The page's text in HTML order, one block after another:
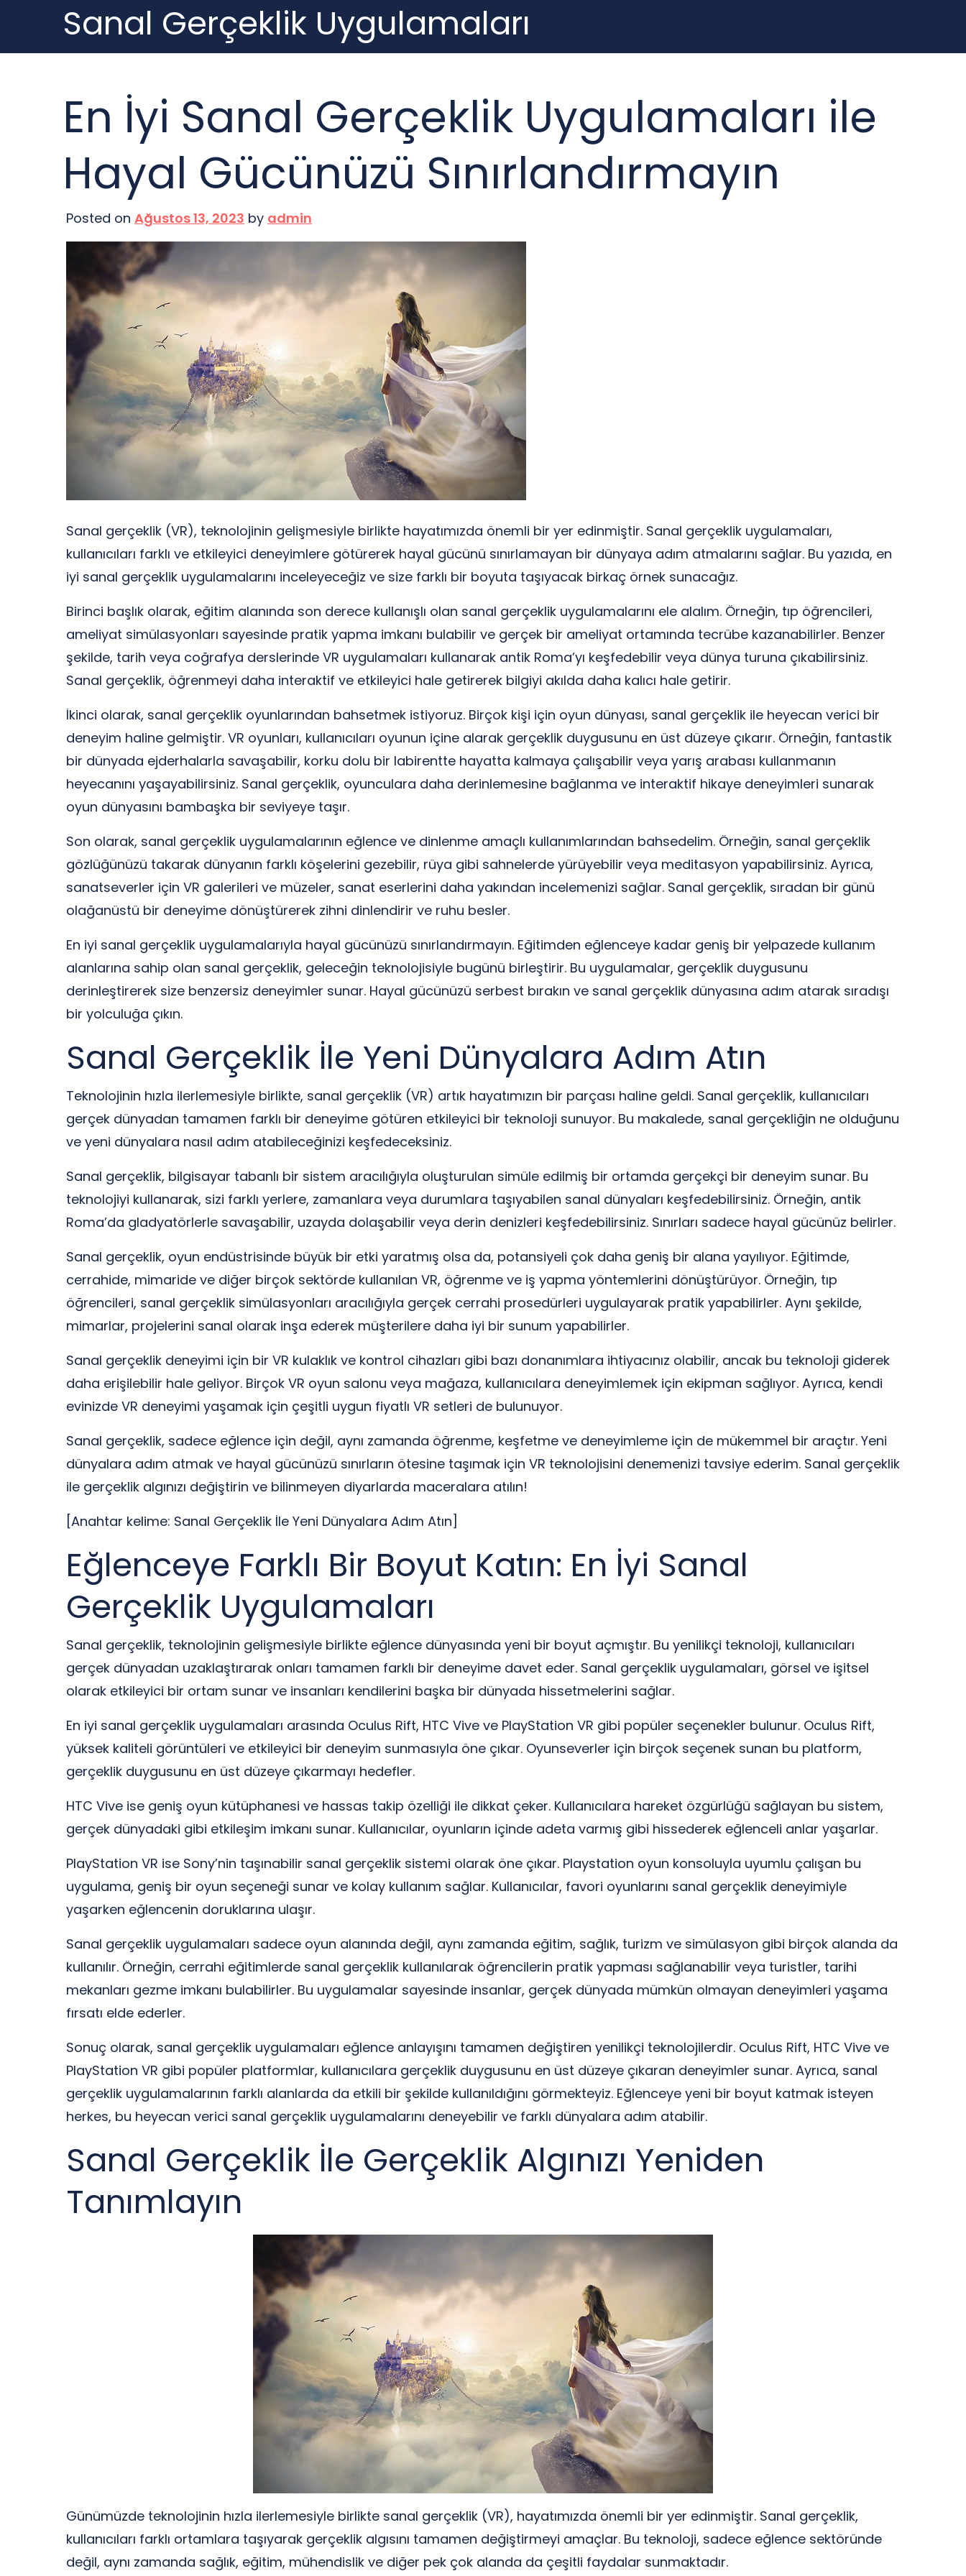
content
Sanal Gerçeklik Uygulamaları
En İyi Sanal Gerçeklik Uygulamaları ile
Hayal Gücünüzü Sınırlandırmayın
Posted on Ağustos 13, 2023 by admin
Sanal gerçeklik (VR), teknolojinin gelişmesiyle birlikte hayatımızda önemli bir yer edinmiştir. Sanal gerçeklik uygulamaları,
kullanıcıları farklı ve etkileyici deneyimlere götürerek hayal gücünü sınırlamayan bir dünyaya adım atmalarını sağlar. Bu yazıda, en
iyi sanal gerçeklik uygulamalarını inceleyeceğiz ve size farklı bir boyuta taşıyacak birkaç örnek sunacağız.
Birinci başlık olarak, eğitim alanında son derece kullanışlı olan sanal gerçeklik uygulamalarını ele alalım. Örneğin, tıp öğrencileri,
ameliyat simülasyonları sayesinde pratik yapma imkanı bulabilir ve gerçek bir ameliyat ortamında tecrübe kazanabilirler. Benzer
şekilde, tarih veya coğrafya derslerinde VR uygulamaları kullanarak antik Roma’yı keşfedebilir veya dünya turuna çıkabilirsiniz.
Sanal gerçeklik, öğrenmeyi daha interaktif ve etkileyici hale getirerek bilgiyi akılda daha kalıcı hale getirir.
İkinci olarak, sanal gerçeklik oyunlarından bahsetmek istiyoruz. Birçok kişi için oyun dünyası, sanal gerçeklik ile heyecan verici bir
deneyim haline gelmiştir. VR oyunları, kullanıcıları oyunun içine alarak gerçeklik duygusunu en üst düzeye çıkarır. Örneğin, fantastik
bir dünyada ejderhalarla savaşabilir, korku dolu bir labirentte hayatta kalmaya çalışabilir veya yarış arabası kullanmanın
heyecanını yaşayabilirsiniz. Sanal gerçeklik, oyunculara daha derinlemesine bağlanma ve interaktif hikaye deneyimleri sunarak
oyun dünyasını bambaşka bir seviyeye taşır.
Son olarak, sanal gerçeklik uygulamalarının eğlence ve dinlenme amaçlı kullanımlarından bahsedelim. Örneğin, sanal gerçeklik
gözlüğünüzü takarak dünyanın farklı köşelerini gezebilir, rüya gibi sahnelerde yürüyebilir veya meditasyon yapabilirsiniz. Ayrıca,
sanatseverler için VR galerileri ve müzeler, sanat eserlerini daha yakından incelemenizi sağlar. Sanal gerçeklik, sıradan bir günü
olağanüstü bir deneyime dönüştürerek zihni dinlendirir ve ruhu besler.
En iyi sanal gerçeklik uygulamalarıyla hayal gücünüzü sınırlandırmayın. Eğitimden eğlenceye kadar geniş bir yelpazede kullanım
alanlarına sahip olan sanal gerçeklik, geleceğin teknolojisiyle bugünü birleştirir. Bu uygulamalar, gerçeklik duygusunu
derinleştirerek size benzersiz deneyimler sunar. Hayal gücünüzü serbest bırakın ve sanal gerçeklik dünyasına adım atarak sıradışı
bir yolculuğa çıkın.
Sanal Gerçeklik İle Yeni Dünyalara Adım Atın
Teknolojinin hızla ilerlemesiyle birlikte, sanal gerçeklik (VR) artık hayatımızın bir parçası haline geldi. Sanal gerçeklik, kullanıcıları
gerçek dünyadan tamamen farklı bir deneyime götüren etkileyici bir teknoloji sunuyor. Bu makalede, sanal gerçekliğin ne olduğunu
ve yeni dünyalara nasıl adım atabileceğinizi keşfedeceksiniz.
Sanal gerçeklik, bilgisayar tabanlı bir sistem aracılığıyla oluşturulan simüle edilmiş bir ortamda gerçekçi bir deneyim sunar. Bu
teknolojiyi kullanarak, sizi farklı yerlere, zamanlara veya durumlara taşıyabilen sanal dünyaları keşfedebilirsiniz. Örneğin, antik
Roma’da gladyatörlerle savaşabilir, uzayda dolaşabilir veya derin denizleri keşfedebilirsiniz. Sınırları sadece hayal gücünüz belirler.
Sanal gerçeklik, oyun endüstrisinde büyük bir etki yaratmış olsa da, potansiyeli çok daha geniş bir alana yayılıyor. Eğitimde,
cerrahide, mimaride ve diğer birçok sektörde kullanılan VR, öğrenme ve iş yapma yöntemlerini dönüştürüyor. Örneğin, tıp
öğrencileri, sanal gerçeklik simülasyonları aracılığıyla gerçek cerrahi prosedürleri uygulayarak pratik yapabilirler. Aynı şekilde,
mimarlar, projelerini sanal olarak inşa ederek müşterilere daha iyi bir sunum yapabilirler.
Sanal gerçeklik deneyimi için bir VR kulaklık ve kontrol cihazları gibi bazı donanımlara ihtiyacınız olabilir, ancak bu teknoloji giderek
daha erişilebilir hale geliyor. Birçok VR oyun salonu veya mağaza, kullanıcılara deneyimlemek için ekipman sağlıyor. Ayrıca, kendi
evinizde VR deneyimi yaşamak için çeşitli uygun fiyatlı VR setleri de bulunuyor.
Sanal gerçeklik, sadece eğlence için değil, aynı zamanda öğrenme, keşfetme ve deneyimleme için de mükemmel bir araçtır. Yeni
dünyalara adım atmak ve hayal gücünüzü sınırların ötesine taşımak için VR teknolojisini denemenizi tavsiye ederim. Sanal gerçeklik
ile gerçeklik algınızı değiştirin ve bilinmeyen diyarlarda maceralara atılın!
[Anahtar kelime: Sanal Gerçeklik İle Yeni Dünyalara Adım Atın]
Eğlenceye Farklı Bir Boyut Katın: En İyi Sanal
Gerçeklik Uygulamaları
Sanal gerçeklik, teknolojinin gelişmesiyle birlikte eğlence dünyasında yeni bir boyut açmıştır. Bu yenilikçi teknoloji, kullanıcıları
gerçek dünyadan uzaklaştırarak onları tamamen farklı bir deneyime davet eder. Sanal gerçeklik uygulamaları, görsel ve işitsel
olarak etkileyici bir ortam sunar ve insanları kendilerini başka bir dünyada hissetmelerini sağlar.
En iyi sanal gerçeklik uygulamaları arasında Oculus Rift, HTC Vive ve PlayStation VR gibi popüler seçenekler bulunur. Oculus Rift,
yüksek kaliteli görüntüleri ve etkileyici bir deneyim sunmasıyla öne çıkar. Oyunseverler için birçok seçenek sunan bu platform,
gerçeklik duygusunu en üst düzeye çıkarmayı hedefler.
HTC Vive ise geniş oyun kütüphanesi ve hassas takip özelliği ile dikkat çeker. Kullanıcılara hareket özgürlüğü sağlayan bu sistem,
gerçek dünyadaki gibi etkileşim imkanı sunar. Kullanıcılar, oyunların içinde adeta varmış gibi hissederek eğlenceli anlar yaşarlar.
PlayStation VR ise Sony’nin taşınabilir sanal gerçeklik sistemi olarak öne çıkar. Playstation oyun konsoluyla uyumlu çalışan bu
uygulama, geniş bir oyun seçeneği sunar ve kolay kullanım sağlar. Kullanıcılar, favori oyunlarını sanal gerçeklik deneyimiyle
yaşarken eğlencenin doruklarına ulaşır.
Sanal gerçeklik uygulamaları sadece oyun alanında değil, aynı zamanda eğitim, sağlık, turizm ve simülasyon gibi birçok alanda da
kullanılır. Örneğin, cerrahi eğitimlerde sanal gerçeklik kullanılarak öğrencilerin pratik yapması sağlanabilir veya turistler, tarihi
mekanları gezme imkanı bulabilirler. Bu uygulamalar sayesinde insanlar, gerçek dünyada mümkün olmayan deneyimleri yaşama
fırsatı elde ederler.
Sonuç olarak, sanal gerçeklik uygulamaları eğlence anlayışını tamamen değiştiren yenilikçi teknolojilerdir. Oculus Rift, HTC Vive ve
PlayStation VR gibi popüler platformlar, kullanıcılara gerçeklik duygusunu en üst düzeye çıkaran deneyimler sunar. Ayrıca, sanal
gerçeklik uygulamalarının farklı alanlarda da etkili bir şekilde kullanıldığını görmekteyiz. Eğlenceye yeni bir boyut katmak isteyen
herkes, bu heyecan verici sanal gerçeklik uygulamalarını deneyebilir ve farklı dünyalara adım atabilir.
Sanal Gerçeklik İle Gerçeklik Algınızı Yeniden
Tanımlayın
Günümüzde teknolojinin hızla ilerlemesiyle birlikte sanal gerçeklik (VR), hayatımızda önemli bir yer edinmiştir. Sanal gerçeklik,
kullanıcıları farklı ortamlara taşıyarak gerçeklik algısını tamamen değiştirmeyi amaçlar. Bu teknoloji, sadece eğlence sektöründe
değil, aynı zamanda sağlık, eğitim, mühendislik ve diğer pek çok alanda da çeşitli faydalar sunmaktadır.